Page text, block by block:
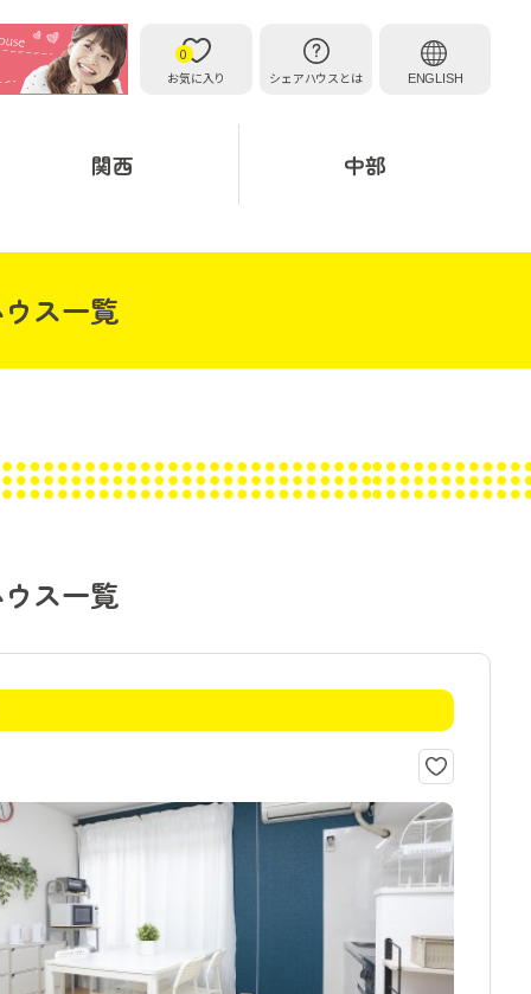
お気に入り
0
シェアハウスとは
ENGLISH
関西 中部
ス一覧
ス一覧